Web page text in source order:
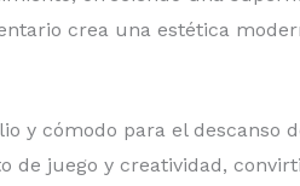
crea una estética
y cómodo para el descanso
juego y creatividad,